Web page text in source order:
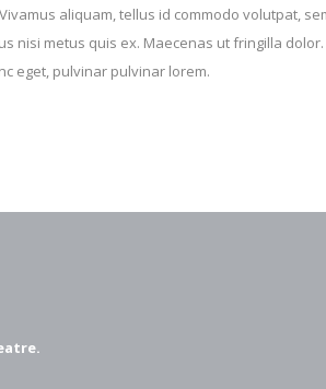
aliquam, tellus id commodo volutpat,
nisi metus quis ex. Maecenas ut fringilla
eget, pulvinar pulvinar lorem.